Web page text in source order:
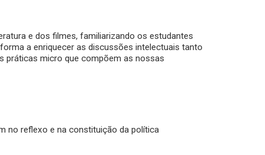
e dos filmes, familiarizando os estudantes
a enriquecer as discussões intelectuais tanto
práticas micro que compõem as nossas
no reflexo e na constituição da política